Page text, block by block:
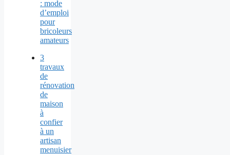
3
travaux
de
rénovation
de
maison
à
confier
à un
artisan
menuisier